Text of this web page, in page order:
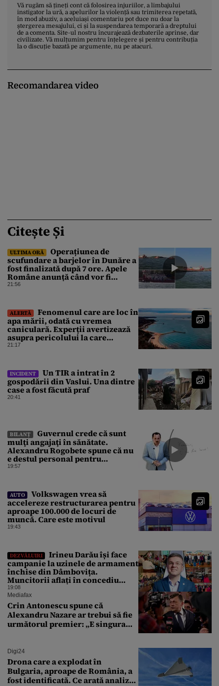
Vă rugăm să țineți cont că folosirea injuriilor, a limbajului
instigator la ură, a apelurilor la violență sau trimiterea repetată,
în mod abuziv, a aceluiași comentariu pot duce nu doar la
ștergerea mesajului, ci și la suspendarea temporară a dreptului
de a comenta. Site-ul nostru încurajează dezbaterile aprinse, dar
civilizate. Vă mulțumim pentru înțelegere și pentru contribuția
la o discuție bazată pe argumente, nu pe atacuri.
Recomandarea video
Citește Și
ULTIMA ORĂ
Operațiunea de
scufundare a barjelor în Dunăre a
fost finalizată după 7 ore. Apele
Române anunță când vor fi
simțite efectele
21:56
ALERTĂ
Fenomenul care are loc în
apa mării, odată cu vremea
caniculară. Experții avertizează
asupra pericolului la care
oamenii pot fi expuși
21:17
INCIDENT
Un TIR a intrat în 2
gospodării din Vaslui. Una dintre
case a fost făcută praf
20:41
BILANȚ
Guvernul crede că sunt
mulţi angajaţi în sănătate.
Alexandru Rogobete spune că nu
e destul personal pentru
combaterea infecţiilor
19:57
AUTO
Volkswagen vrea să
accelereze restructurarea pentru
aproape 100.000 de locuri de
muncă. Care este motivul
19:43
DEZVĂLUIRI
Irineu Darău își face
campanie la uzinele de armament
închise din Dâmbovița.
Muncitorii aflați în concediu
forțat din cauza lipsei comenzilor
au fost chemați de acasă pentru a
da mâna cu Ministrul Economiei
19:08
Mediafax
Crin Antonescu spune că
Alexandru Nazare ar trebui să fie
următorul premier: „E singura
Digi24
Drona care a explodat în
Bulgaria, aproape de România, a
fost identificată. Ce arată analiza